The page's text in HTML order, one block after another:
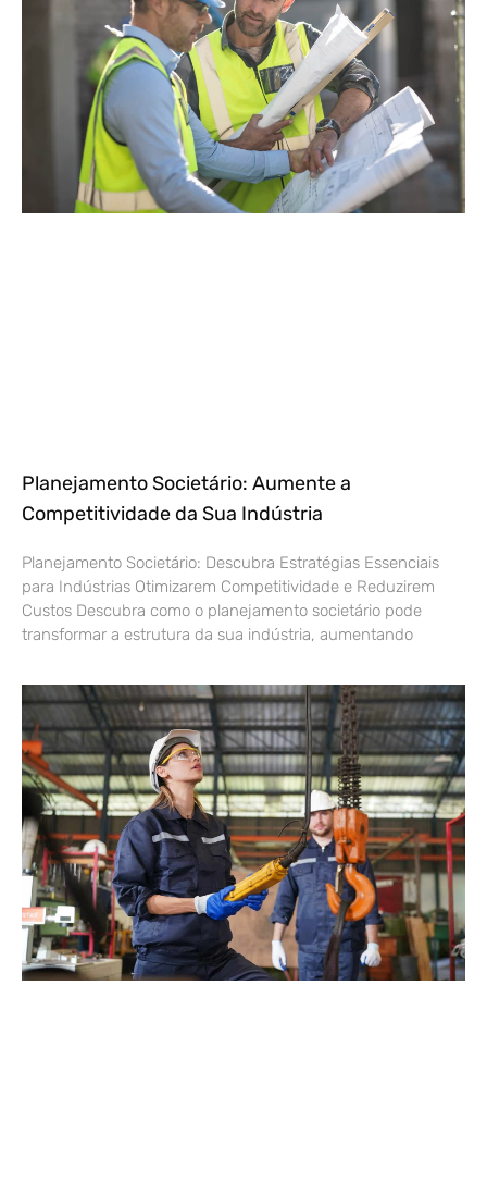
Planejamento Societário: Aumente a
Competitividade da Sua Indústria
Planejamento Societário: Descubra Estratégias Essenciais
para Indústrias Otimizarem Competitividade e Reduzirem
Custos Descubra como o planejamento societário pode
transformar a estrutura da sua indústria, aumentando